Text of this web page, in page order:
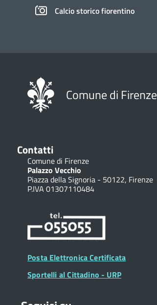
Calcio storico fiorentino
Comune di Firenze
Contatti
Comune di Firenze
Palazzo Vecchio
Piazza della Signoria - 50122, Firenze
P.IVA 01307110484
Posta Elettronica Certificata
Sportelli al Cittadino - URP